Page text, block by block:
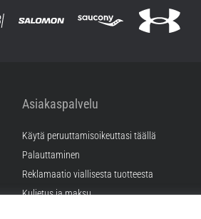
Asiakaspalvelu
Käytä peruuttamisoikeuttasi täällä
Palauttaminen
Reklamaatio viallisesta tuotteesta
Kuljetus ja maksu